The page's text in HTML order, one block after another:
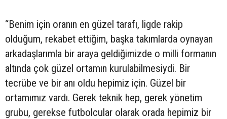
“Benim için oranın en güzel tarafı, ligde rakip
olduğum, rekabet ettiğim, başka takımlarda oynayan
arkadaşlarımla bir araya geldiğimizde o milli formanın
altında çok güzel ortamın kurulabilmesiydi. Bir
tecrübe ve bir anı oldu hepimiz için. Güzel bir
ortamımız vardı. Gerek teknik hep, gerek yönetim
grubu, gerekse futbolcular olarak orada hepimiz bir